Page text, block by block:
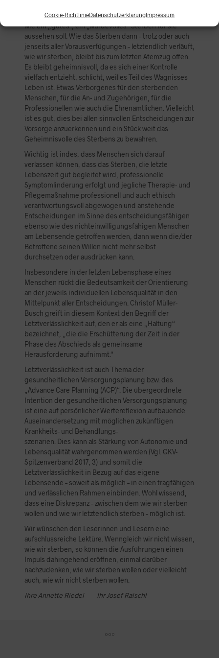
Cookie-RichtlinieDatenschutzerklärungImpressum
Blick, haben viele Menschen den Wunsch klarzulegen,
wie ein „gutes“, ein „würdevolles“ Sterben für sie
aussehen soll. Wie das Sterben dann – trotz oder auch
jenseits aller Vorausverfügungen – letztendlich verläuft,
wie wir sterben, bleibt bis zum letzten Atemzug offen.
Es bleibt geheimnisvoll, da es sich einer Kontrolle
vielfach entzieht, schlicht, weil es Teil des Wagnisses
Leben ist. Etwas Verborgenes für den sterbenden
Menschen, für die An- und Zugehörigen, für die
Professionellen wie auch die Ehrenamtlichen. Vielleicht
ist es gut, dies bei allen sinnvollen Entscheidungen zur
Vorsorge anzuerkennen und ein Stück weit das
Geheimnisvolle des Sterbens zu bewahren.
Wichtig ist indes, dass Menschen sich darauf
verlassen können, dass das Sterben, die letzte
Lebenszeit gut begleitet wird, professionelle
Symptomlinderung erfolgt und jegliche Therapie- und
Pflegemaßnahme professionell und auch ethisch
verantwortungsvoll abgewogen und anstehende
Entscheidungen im Sinne des entscheidungsfähigen
ebenso wie des nichteinwilligungsfähigen Menschen
am Lebensende getroffen werden, dann wenn die/der
Betroffene seinen Willen nicht mehr selbst
durchsetzen oder ausdrücken kann.
Insbesondere in der letzten Lebensphase eines
Menschen rückt die Bedeutsamkeit der Orientierung
an der jeweils individuellen Lebensqualität in den
Mittelpunkt aller Entscheidungen. Christof Müller-
Busch greift in diesem Kontext den Begriff der
Letztverlässlichkeit auf, den er als eine „Haltung“
bezeichnet, „die die Erschütterung der Zeit in der
Phase des Abschieds als gemeinsame
Herausforderung aufnimmt.“
Letztverlässlichkeit ist auch Thema der
gesundheitlichen Versorgungsplanung bzw. des
„Advance Care Planning (ACP)“. Die übergeordnete
Intention der gesundheitlichen Versorgungsplanung
ist eine auf persönlicher Wertereflexion aufbauende
Auseinandersetzung mit möglichen zukünftigen
Krankheits- und Behandlungs-
szenarien. Dies kann als Stärkung von Autonomie und
Lebensqualität wahrgenommen werden (Vgl. GKV-
Spitzenverband 2017, 3) und somit die
Letztverlässlichkeit in Bezug auf das eigene
Lebensende – soweit als möglich – in einen tragfähigen
und verlässlichen Rahmen einbinden. Wohl wissend,
dass eine Diskrepanz – zwischen dem wie wir sterben
wollen und wie wir letztendlich sterben – möglich ist.
Wir wünschen den Leserinnen und Lesern eine
aufschlussreiche Lektüre. Wenngleich wir nicht wissen,
wie wir sterben, so können die Ausführungen einen
Impuls dahingehend eröffnen, einmal darüber
nachzudenken, wie wir sterben wollen oder vielleicht
auch, wie wir nicht sterben wollen.
Ihre Annette RiedelIhr Josef Raischl